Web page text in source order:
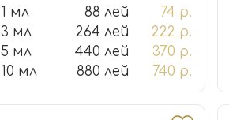
1 мл 88 лей
74 р.
3 мл
264 лей
222 р.
5 мл
440 лей
370 р.
10 мл
880 лей 740 р.